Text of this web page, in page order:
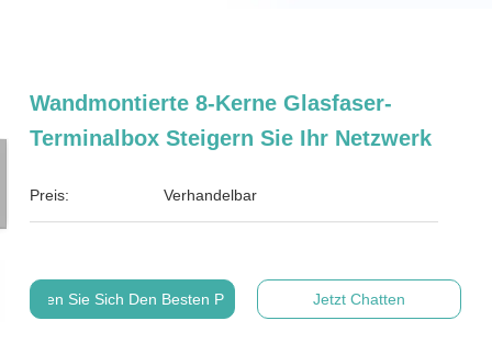
Wandmontierte 8-Kerne Glasfaser-
Terminalbox Steigern Sie Ihr Netzwerk
Preis: Verhandelbar
Holen Sie Sich Den Besten Preis Jetzt Chatten